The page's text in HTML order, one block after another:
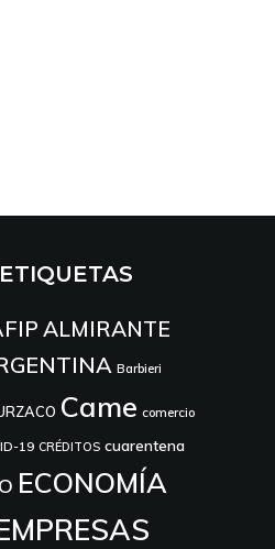
ALMIRANTE
Barbieri
Came comercio
19 CRÉDITOS cuarentena
ECONOMÍA